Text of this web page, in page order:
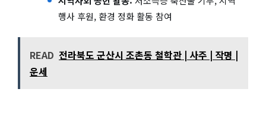
행사 후원, 환경 정화 활동 참여
READ 전라북도 군산시 조촌동 철학관 | 사주 | 작명 |
운세